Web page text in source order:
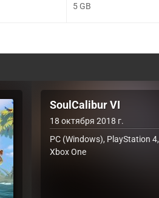
5 GB
SoulCalibur VI
18 октября 2018 г.
PC (Windows), PlayStation 4,
Xbox One